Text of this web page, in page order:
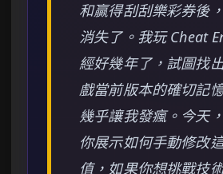
和贏得刮刮樂彩券後
消失了。我玩 Cheat
經好幾年了，試圖找
戲當前版本的確切記
幾乎讓我發瘋。今天
你展示如何手動修改
值，如果你想挑戰技